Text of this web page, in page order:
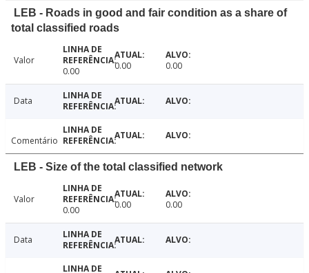
LEB - Roads in good and fair condition as a share of
total classified roads
Valor
0.00
0.00 0.00
Data
Comentário
LEB - Size of the total classified network
Valor
0.00
0.00 0.00
Data